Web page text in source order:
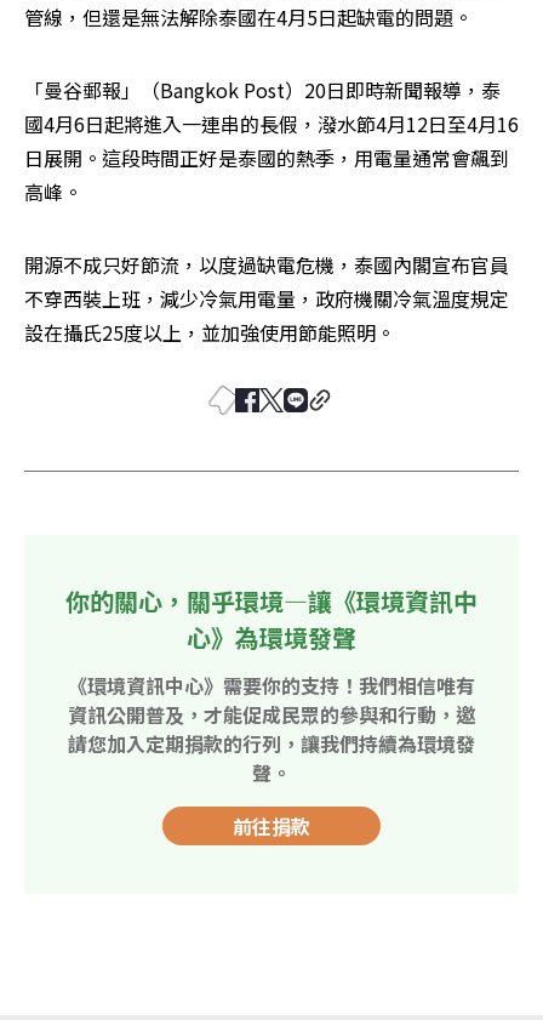
管線，但還是無法解除泰國在4月5日起缺電的問題。
「曼谷郵報」（Bangkok Post）20日即時新聞報導，泰
國4月6日起將進入一連串的長假，潑水節4月12日至4月16
日展開。這段時間正好是泰國的熱季，用電量通常會飆到
高峰。
開源不成只好節流，以度過缺電危機，泰國內閣宣布官員
不穿西裝上班，減少冷氣用電量，政府機關冷氣溫度規定
設在攝氏25度以上，並加強使用節能照明。
你的關心，關乎環境—讓《環境資訊中
心》為環境發聲
《環境資訊中心》需要你的支持！我們相信唯有
資訊公開普及，才能促成民眾的參與和行動，邀
請您加入定期捐款的行列，讓我們持續為環境發
聲。
前往捐款